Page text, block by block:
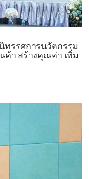
รรศการนวัตกรรม
า สร้างคุณค่า เพิ่ม